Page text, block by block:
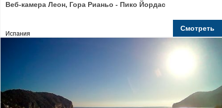
Веб-камера Леон, Гора Рианьо - Пико Йордас
Испания
Смотреть